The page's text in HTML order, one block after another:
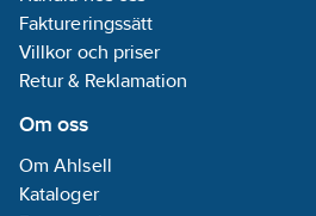
Faktureringssätt
Villkor och priser
Retur & Reklamation
Om oss
Om Ahlsell
Kataloger